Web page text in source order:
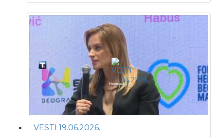
VESTI 19.06.2026.